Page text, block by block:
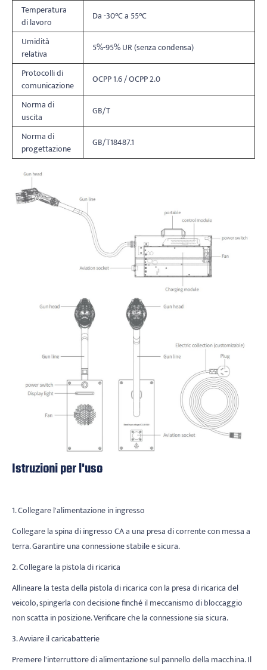
Temperatura
di lavoro
Da -30°C a 55°C
Umidità
relativa
5%-95% UR (senza condensa)
Protocolli di
comunicazione
OCPP 1.6 / OCPP 2.0
Norma di
uscita
GB/T
Norma di
progettazione
GB/T18487.1
Istruzioni per l'uso
1. Collegare l'alimentazione in ingresso
Collegare la spina di ingresso CA a una presa di corrente con messa a
terra. Garantire una connessione stabile e sicura.
2. Collegare la pistola di ricarica
Allineare la testa della pistola di ricarica con la presa di ricarica del
veicolo, spingerla con decisione finché il meccanismo di bloccaggio
non scatta in posizione. Verificare che la connessione sia sicura.
3. Avviare il caricabatterie
Premere l'interruttore di alimentazione sul pannello della macchina. Il